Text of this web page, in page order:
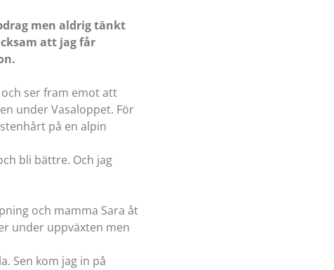
men aldrig tänkt
att jag får
och ser fram emot att
under Vasaloppet. För
på en alpin
bli bättre. Och jag
och mamma Sara åt
under uppväxten men
Sen kom jag in på